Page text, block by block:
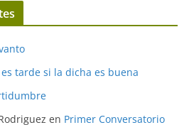
tarde si la dicha es buena
en Primer Conversatorio